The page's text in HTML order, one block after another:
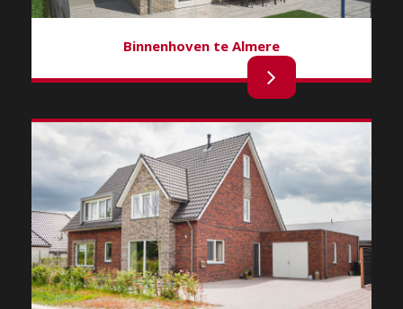
Binnenhoven te Almere